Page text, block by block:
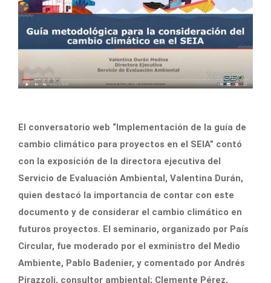
El conversatorio web “Implementación de la guía de
cambio climático para proyectos en el SEIA” contó
con la exposición de la directora ejecutiva del
Servicio de Evaluación Ambiental, Valentina Durán,
quien destacó la importancia de contar con este
documento y de considerar el cambio climático en
futuros proyectos. El seminario, organizado por País
Circular, fue moderado por el exministro del Medio
Ambiente, Pablo Badenier, y comentado por Andrés
Pirazzoli, consultor ambiental; Clemente Pérez,